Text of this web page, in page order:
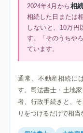
2024年4月から 相
相続した日または
しないと、10万円
す。「そのうちや
ています。
通常、不動産相続に
す。司法書士・土地
者、行政手続きと、
りをつけるだけで相当